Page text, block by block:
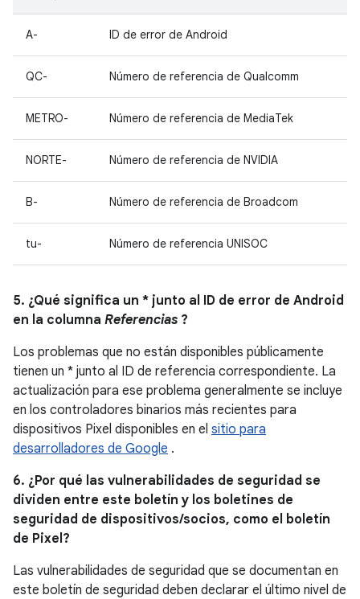
A- ID de error de Android
QC- Número de referencia de Qualcomm
METRO- Número de referencia de MediaTek
NORTE- Número de referencia de NVIDIA
B- Número de referencia de Broadcom
tu- Número de referencia UNISOC
5. ¿Qué significa un * junto al ID de error de Android
en la columna Referencias ?
Los problemas que no están disponibles públicamente
tienen un * junto al ID de referencia correspondiente. La
actualización para ese problema generalmente se incluye
en los controladores binarios más recientes para
dispositivos Pixel disponibles en el sitio para
desarrolladores de Google .
6. ¿Por qué las vulnerabilidades de seguridad se
dividen entre este boletín y los boletines de
seguridad de dispositivos/socios, como el boletín
de Pixel?
Las vulnerabilidades de seguridad que se documentan en
este boletín de seguridad deben declarar el último nivel de